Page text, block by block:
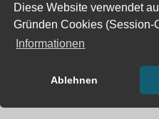
Diese Website verwendet
Gründen Cookies (Session-
Informationen
Ablehnen